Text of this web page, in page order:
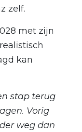
zelf.
met zijn
kan
stap terug
Vorig
weg dan